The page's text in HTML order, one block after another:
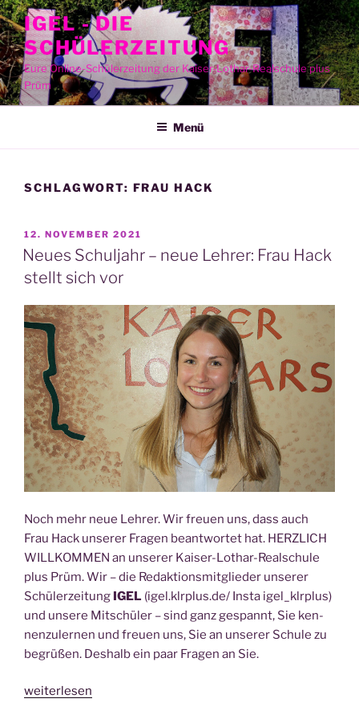
Zum
Inhalt
springen
IGEL - DIE
SCHÜLERZEITUNG
Eure Online-Schülerzeitung der Kaiser-Lothar-Realschule plus
Prüm
Menü
SCHLAGWORT: FRAU HACK
VERÖFFENTLICHT
AM
12. NOVEMBER 2021
Neues Schuljahr – neue Lehrer: Frau Hack
stellt sich vor
Noch mehr neue Leh­rer. Wir freu­en uns, dass auch
Frau Hack unse­rer Fra­gen beant­wor­tet hat. HERZLICH
WILLKOMMEN an unse­rer Kai­ser-Lothar-Real­schu­le
plus Prüm. Wir – die Redak­ti­ons­mit­glie­der unse­rer
Schü­ler­zei­tung IGEL (igel.klrplus.de/ Ins­ta igel_klrplus)
und unse­re Mit­schü­ler – sind ganz gespannt, Sie ken­
nen­zu­ler­nen und freu­en uns, Sie an unse­rer Schu­le zu
begrü­ßen. Des­halb ein paar Fra­gen an Sie.
„Neu­
weiterlesen